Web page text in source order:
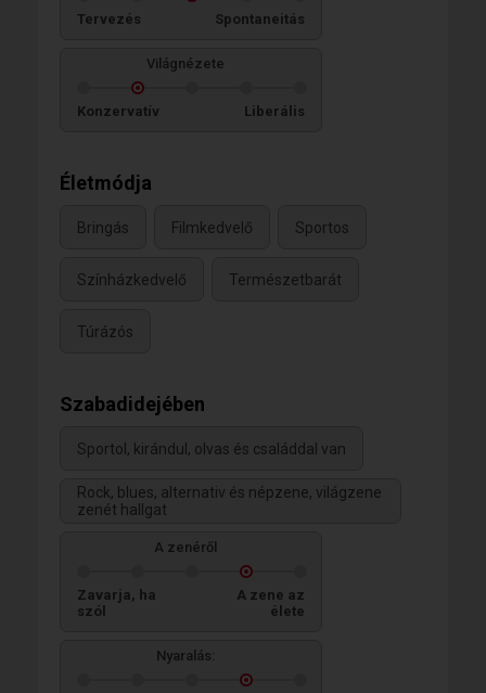
Tervezés Spontaneitás
Világnézete
Konzervatív Liberális
Életmódja
Bringás Filmkedvelő Sportos
Színházkedvelő Természetbarát
Túrázós
Szabadidejében
Sportol, kirándul, olvas és családdal van
Rock, blues, alternativ és népzene, világzene
zenét hallgat
A zenéről
Zavarja, ha
szól
A zene az
élete
Nyaralás: